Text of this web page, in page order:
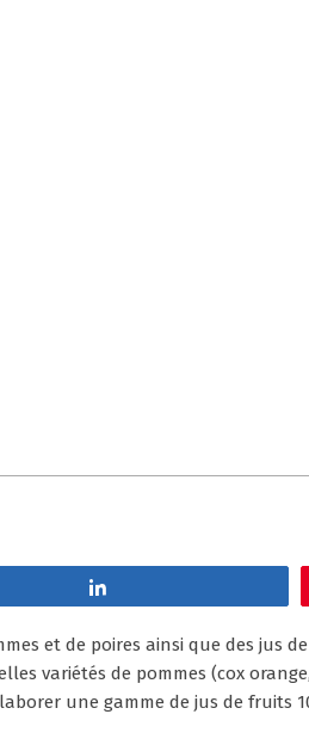
et de poires ainsi que des jus
variétés de pommes (cox
une gamme de jus de fruits